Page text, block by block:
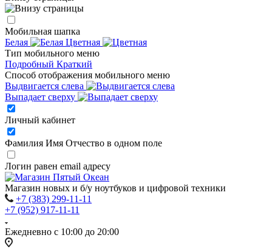
Мобильная шапка
Белая
Цветная
Тип мобильного меню
Подробный Краткий
Способ отображения мобильного меню
Выдвигается слева
Выпадает сверху
Личный кабинет
Фамилия Имя Отчество в одном поле
Логин равен email адресу
Магазин новых и б/у ноутбуков и цифровой техники
+7 (383) 299-11-11
+7 (952) 917-11-11
Ежедневно с 10:00 до 20:00